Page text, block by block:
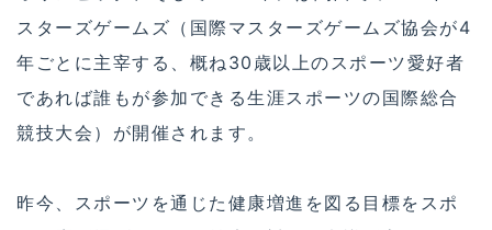
スターズゲームズ（国際マスターズゲームズ協会が4
年ごとに主宰する、概ね30歳以上のスポーツ愛好者
であれば誰もが参加できる生涯スポーツの国際総合
競技大会）が開催されます。
昨今、スポーツを通じた健康増進を図る目標をスポ